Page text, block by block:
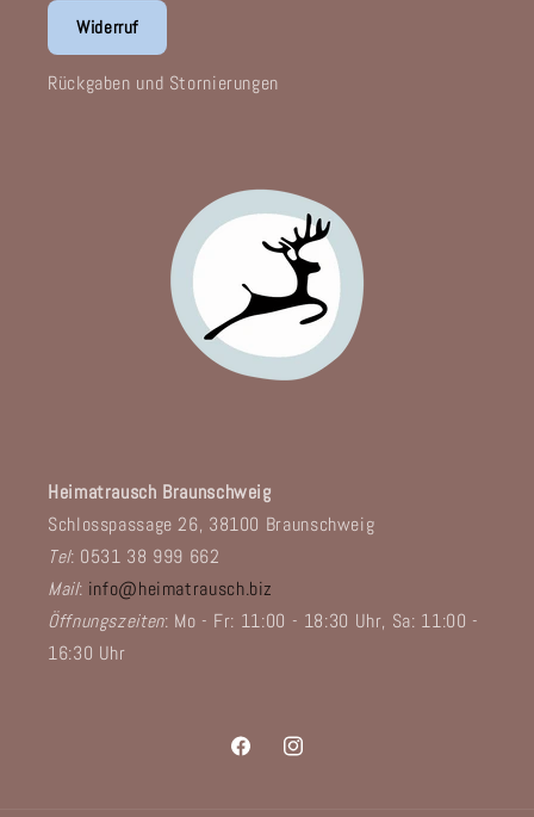
Widerruf
Rückgaben und Stornierungen
Heimatrausch Braunschweig
Schlosspassage 26, 38100 Braunschweig
Tel: 0531 38 999 662
Mail: info@heimatrausch.biz
Öffnungszeiten: Mo - Fr: 11:00 - 18:30 Uhr, Sa: 11:00 -
16:30 Uhr
FacebookInstagram